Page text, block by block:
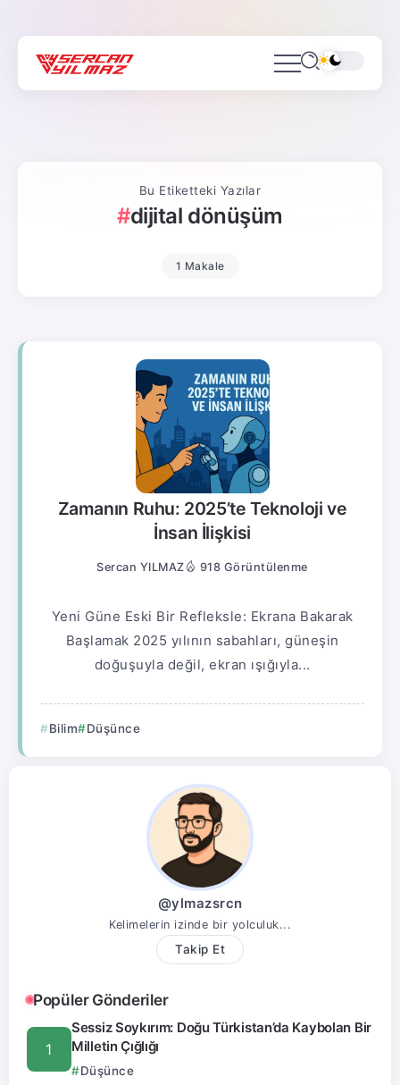
Bu Etiketteki Yazılar
dijital dönüşüm
1 Makale
Zamanın Ruhu: 2025’te Teknoloji ve
İnsan İlişkisi
Sercan YILMAZ 918 Görüntülenme
Yeni Güne Eski Bir Refleksle: Ekrana Bakarak
Başlamak 2025 yılının sabahları, güneşin
doğuşuyla değil, ekran ışığıyla...
Bilim Düşünce
@ylmazsrcn
Kelimelerin izinde bir yolculuk...
Takip Et
Popüler Gönderiler
Sessiz Soykırım: Doğu Türkistan’da Kaybolan Bir
Milletin Çığlığı
Düşünce